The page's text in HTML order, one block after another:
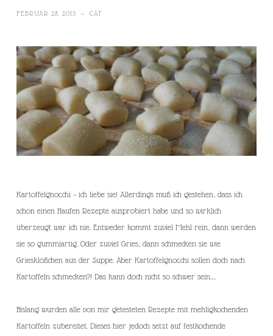
FEBRUAR 28, 2015 ~ CAT
Kartoffelgnocchi – ich liebe sie! Allerdings muß ich gestehen, dass ich
schon einen Haufen Rezepte ausprobiert habe und so wirklich
überzeugt war ich nie. Entweder kommt zuviel Mehl rein, dann werden
sie so gummiartig. Oder zuviel Gries, dann schmecken sie wie
Griesklößchen aus der Suppe. Aber Kartoffelgnocchi sollen doch nach
Kartoffeln schmecken?! Das kann doch nicht so schwer sein….
Bislang wurden alle von mir getesteten Rezepte mit mehligkochenden
Kartoffeln zubereitet. Dieses hier jedoch setzt auf festkochende